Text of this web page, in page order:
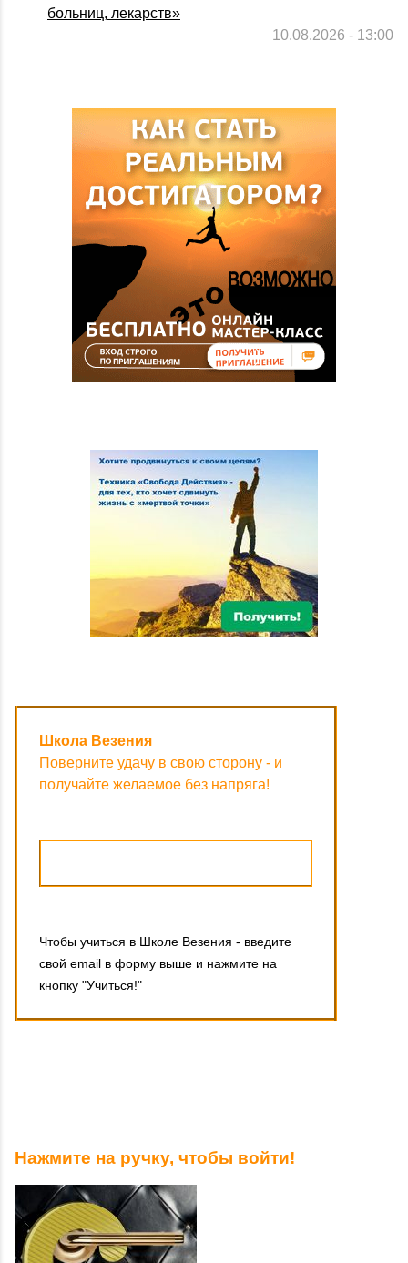
больниц, лекарств»
10.08.2026 - 13:00
Школа Везения
Поверните удачу в свою сторону - и
получайте желаемое без напряга!
Чтобы учиться в Школе Везения - введите
свой email в форму выше и нажмите на
кнопку "Учиться!"
Нажмите на ручку, чтобы войти!